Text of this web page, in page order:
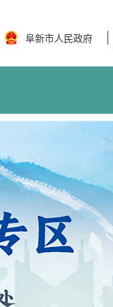
阜新市人民政府